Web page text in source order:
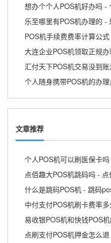
想办个个人POS机好办吗 -
乐至哪里有POS机办理的 -
POS机手续费费率计算公
大连企业POS机领取正规
个人随身携带POS机的办
文章推荐
个人POS机可以刷医保卡
点佰趣大POS机跳码吗 -
什么是跳码POS机 - 跳码
中付支付POS机刷卡费率
易收银POS机和快钱POS机
点刷支付POS机押金怎么